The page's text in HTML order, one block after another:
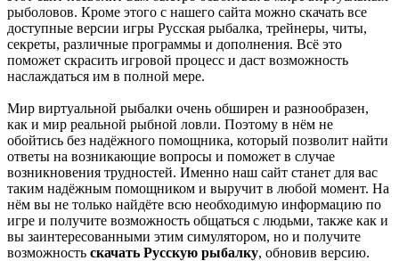
рыболовов. Кроме этого с нашего сайта можно скачать все
доступные версии игры Русская рыбалка, трейнеры, читы,
секреты, различные программы и дополнения. Всё это
поможет скрасить игровой процесс и даст возможность
наслаждаться им в полной мере.
Мир виртуальной рыбалки очень обширен и разнообразен,
как и мир реальной рыбной ловли. Поэтому в нём не
обойтись без надёжного помощника, который позволит найти
ответы на возникающие вопросы и поможет в случае
возникновения трудностей. Именно наш сайт станет для вас
таким надёжным помощником и выручит в любой момент. На
нём вы не только найдёте всю необходимую информацию по
игре и получите возможность общаться с людьми, также как и
вы заинтересованными этим симулятором, но и получите
возможность скачать Русскую рыбалку, обновив версию.